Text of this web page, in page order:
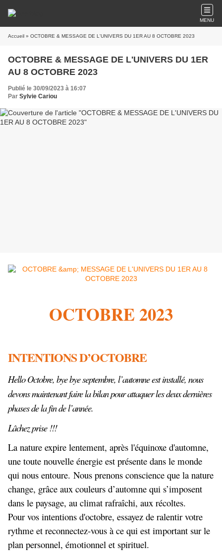
MENU
Accueil » OCTOBRE & MESSAGE DE L'UNIVERS DU 1ER AU 8 OCTOBRE 2023
OCTOBRE & MESSAGE DE L'UNIVERS DU 1ER
AU 8 OCTOBRE 2023
Publié le 30/09/2023 à 16:07
Par Sylvie Cariou
OCTOBRE 2023
INTENTIONS D’OCTOBRE
Hello Octobre, bye bye septembre, l’automne est installé, nous
devons maintenant faire la bilan pour attaquer les deux dernières
phases de la fin de l’année.
Lâchez prise !!!
La nature expire lentement, après l'équinoxe d'automne,
une toute nouvelle énergie est présente dans le monde
qui nous entoure. Nous prenons conscience que la nature
change, grâce aux couleurs d’automne qui s’imposent
dans le paysage, au climat rafraîchi, aux récoltes.
Pour vos intentions d'octobre, essayez de ralentir votre
rythme et reconnectez-vous à ce qui est important sur le
plan personnel, émotionnel et spirituel.